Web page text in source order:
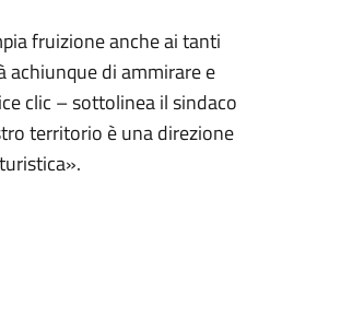
fruizione anche ai tanti
di ammirare e
clic – sottolinea il sindaco
territorio è una direzione